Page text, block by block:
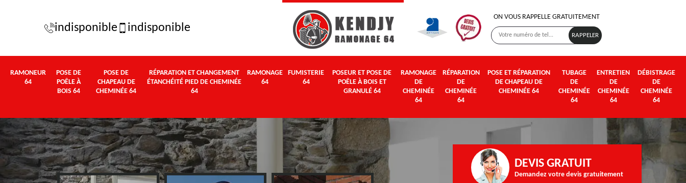
indisponible indisponible
ON VOUS RAPPELLE GRATUITEMENT
RAMONEUR
64
POSE DE
POÊLE À
BOIS 64
POSE DE
CHAPEAU DE
CHEMINÉE 64
RÉPARATION ET CHANGEMENT
ÉTANCHÉITÉ PIED DE CHEMINÉE
64
RAMONAGE
64
FUMISTERIE
64
POSEUR ET POSE DE
POÊLE À BOIS ET
GRANULÉ 64
RAMONAGE
DE
CHEMINÉE
64
RÉPARATION
DE
CHEMINÉE
64
POSE ET RÉPARATION
DE CHAPEAU DE
CHEMINÉE 64
TUBAGE
DE
CHEMINÉE
64
ENTRETIEN
DE
CHEMINÉE
64
DÉBISTRAGE
DE
CHEMINÉE
64
DEVIS GRATUIT
Demandez votre devis gratuitement